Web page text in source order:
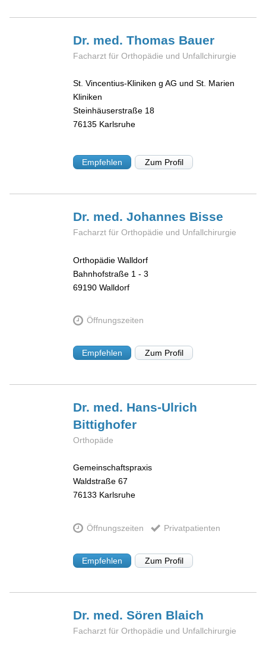
Dr. med. Thomas Bauer
Facharzt für Orthopädie und Unfallchirurgie
St. Vincentius-Kliniken g AG und St. Marien
Kliniken
Steinhäuserstraße 18
76135 Karlsruhe
Empfehlen Zum Profil
Dr. med. Johannes Bisse
Facharzt für Orthopädie und Unfallchirurgie
Orthopädie Walldorf
Bahnhofstraße 1 - 3
69190 Walldorf
Öffnungszeiten
Empfehlen Zum Profil
Dr. med. Hans-Ulrich
Bittighofer
Orthopäde
Gemeinschaftspraxis
Waldstraße 67
76133 Karlsruhe
Öffnungszeiten Privatpatienten
Empfehlen Zum Profil
Dr. med. Sören Blaich
Facharzt für Orthopädie und Unfallchirurgie